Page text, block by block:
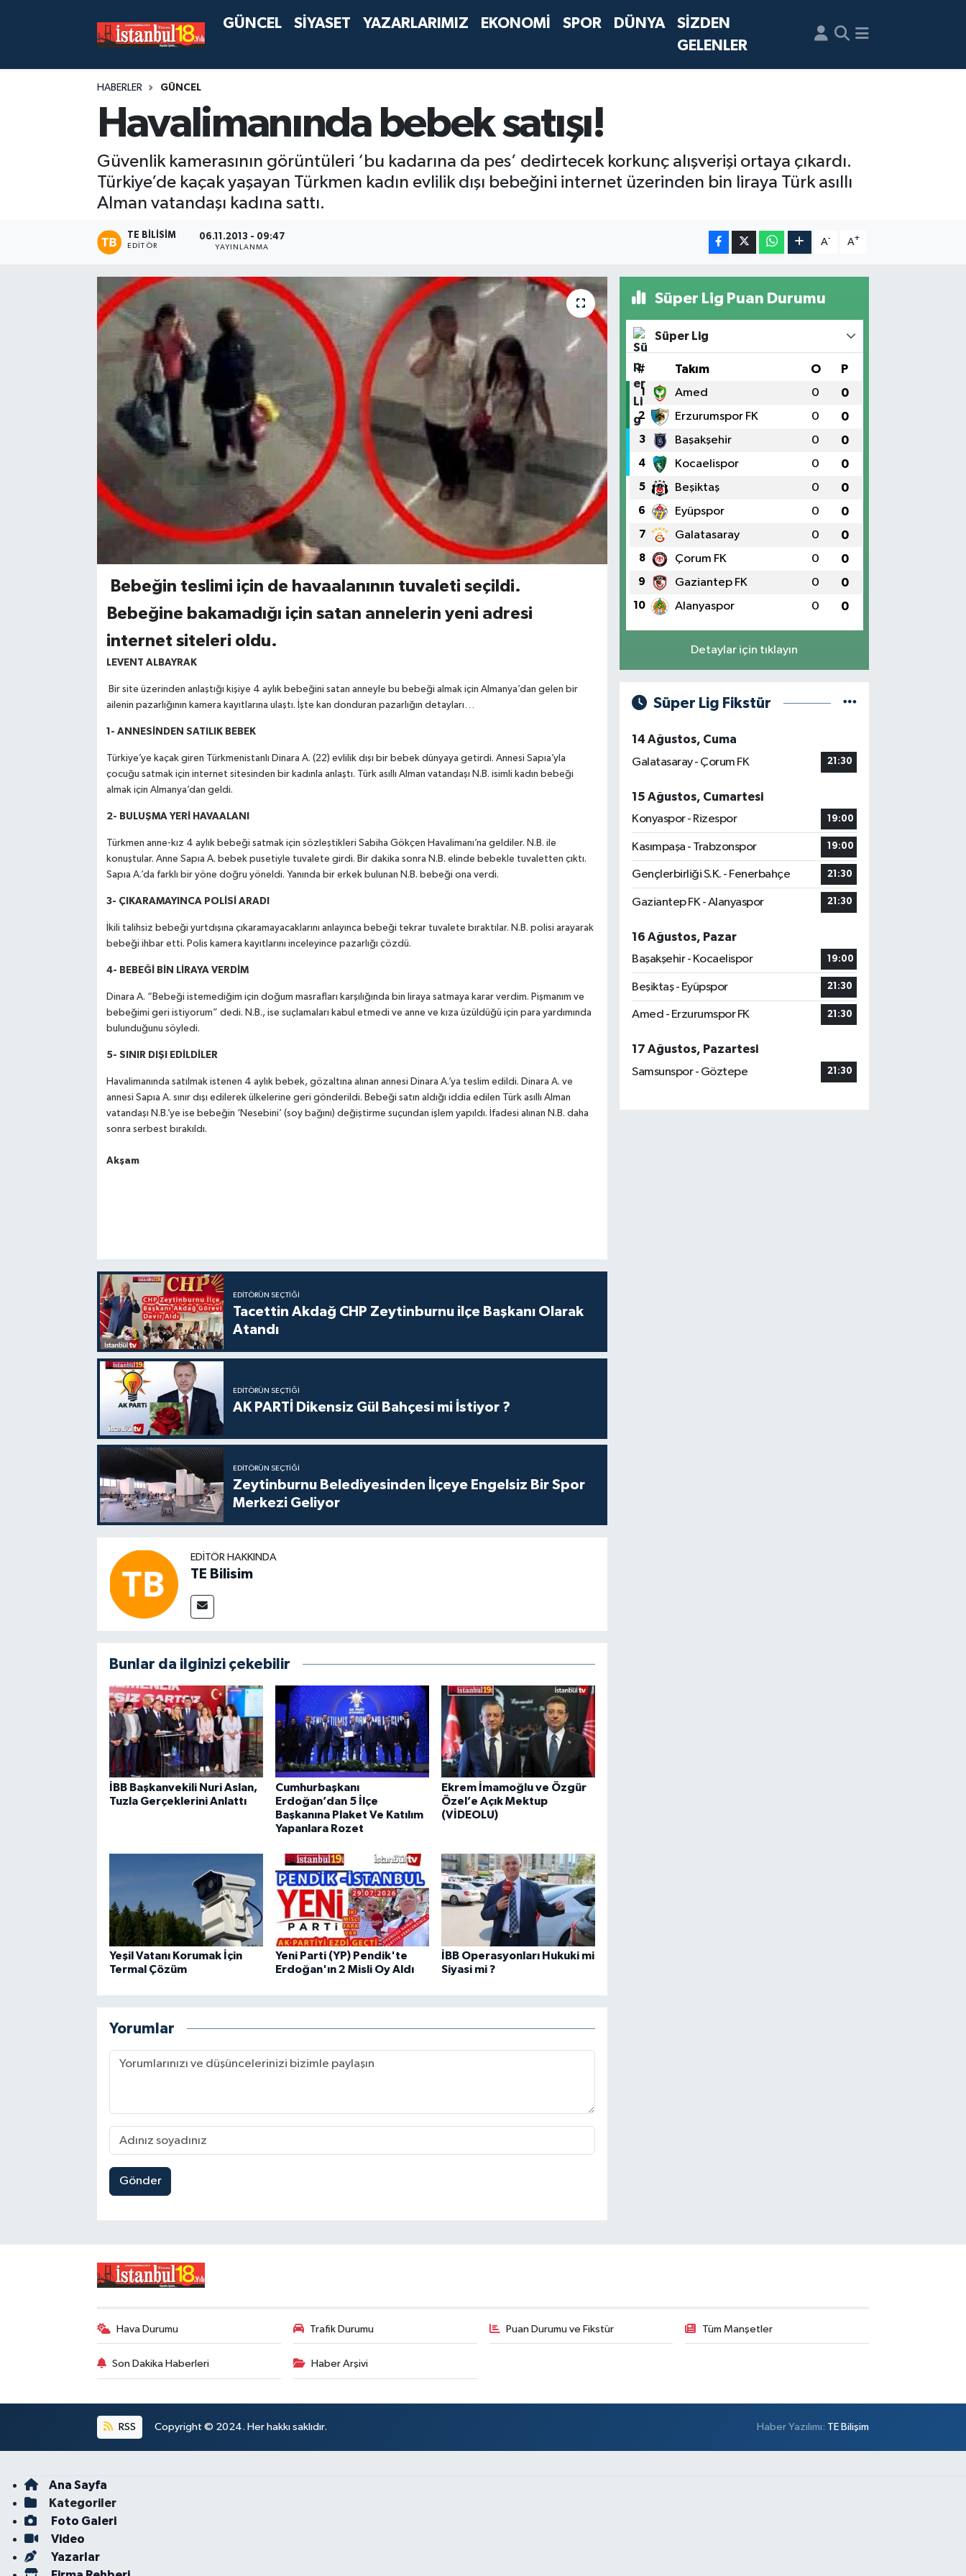
GÜNCEL SİYASET YAZARLARIMIZ EKONOMİ SPOR DÜNYA
SİZDEN
GELENLER
HABERLER GÜNCEL
Havalimanında bebek satışı!
Güvenlik kamerasının görüntüleri ‘bu kadarına da pes’ dedirtecek korkunç alışverişi ortaya çıkardı.
Türkiye’de kaçak yaşayan Türkmen kadın evlilik dışı bebeğini internet üzerinden bin liraya Türk asıllı
Alman vatandaşı kadına sattı.
TE BILISIM
EDITÖR
06.11.2013 - 09:47
YAYINLANMA
A- A+
Bebeğin teslimi için de havaalanının tuvaleti seçildi.
Bebeğine bakamadığı için satan annelerin yeni adresi
internet siteleri oldu.
LEVENT ALBAYRAK
Bir site üzerinden anlaştığı kişiye 4 aylık bebeğini satan anneyle bu bebeği almak için Almanya’dan gelen bir
ailenin pazarlığının kamera kayıtlarına ulaştı. İşte kan donduran pazarlığın detayları…
1- ANNESİNDEN SATILIK BEBEK
Türkiye’ye kaçak giren Türkmenistanlı Dinara A. (22) evlilik dışı bir bebek dünyaya getirdi. Annesi Sapıa’yla
çocuğu satmak için internet sitesinden bir kadınla anlaştı. Türk asıllı Alman vatandaşı N.B. isimli kadın bebeği
almak için Almanya’dan geldi.
2- BULUŞMA YERİ HAVAALANI
Türkmen anne-kız 4 aylık bebeği satmak için sözleştikleri Sabiha Gökçen Havalimanı’na geldiler. N.B. ile
konuştular. Anne Sapıa A. bebek pusetiyle tuvalete girdi. Bir dakika sonra N.B. elinde bebekle tuvaletten çıktı.
Sapıa A.’da farklı bir yöne doğru yöneldi. Yanında bir erkek bulunan N.B. bebeği ona verdi.
3- ÇIKARAMAYINCA POLİSİ ARADI
İkili talihsiz bebeği yurtdışına çıkaramayacaklarını anlayınca bebeği tekrar tuvalete bıraktılar. N.B. polisi arayarak
bebeği ihbar etti. Polis kamera kayıtlarını inceleyince pazarlığı çözdü.
4- BEBEĞİ BİN LİRAYA VERDİM
Dinara A. “Bebeği istemediğim için doğum masrafları karşılığında bin liraya satmaya karar verdim. Pişmanım ve
bebeğimi geri istiyorum” dedi. N.B., ise suçlamaları kabul etmedi ve anne ve kıza üzüldüğü için para yardımında
bulunduğunu söyledi.
5- SINIR DIŞI EDİLDİLER
Havalimanında satılmak istenen 4 aylık bebek, gözaltına alınan annesi Dinara A.’ya teslim edildi. Dinara A. ve
annesi Sapıa A. sınır dışı edilerek ülkelerine geri gönderildi. Bebeği satın aldığı iddia edilen Türk asıllı Alman
vatandaşı N.B.’ye ise bebeğin ‘Nesebini’ (soy bağını) değiştirme suçundan işlem yapıldı. İfadesi alınan N.B. daha
sonra serbest bırakıldı.
Akşam
EDITÖRÜN SEÇTIĞI
Tacettin Akdağ CHP Zeytinburnu ilçe Başkanı Olarak
Atandı
EDITÖRÜN SEÇTIĞI
AK PARTİ Dikensiz Gül Bahçesi mi İstiyor ?
EDITÖRÜN SEÇTIĞI
Zeytinburnu Belediyesinden İlçeye Engelsiz Bir Spor
Merkezi Geliyor
EDITÖR HAKKINDA
TE Bilisim
Bunlar da ilginizi çekebilir
İBB Başkanvekili Nuri Aslan,
Tuzla Gerçeklerini Anlattı
Cumhurbaşkanı
Erdoğan’dan 5 İlçe
Başkanına Plaket Ve Katılım
Yapanlara Rozet
Ekrem İmamoğlu ve Özgür
Özel’e Açık Mektup
(VİDEOLU)
Yeşil Vatanı Korumak İçin
Termal Çözüm
Yeni Parti (YP) Pendik'te
Erdoğan'ın 2 Misli Oy Aldı
İBB Operasyonları Hukuki mi
Siyasi mi ?
Yorumlar
Gönder
Süper Lig Puan Durumu
Süper Lig
# Takım O P
1 Amed 0 0
2 Erzurumspor FK 0 0
3 Başakşehir 0 0
4 Kocaelispor 0 0
5 Beşiktaş 0 0
6 Eyüpspor 0 0
7 Galatasaray 0 0
8 Çorum FK 0 0
9 Gaziantep FK 0 0
10 Alanyaspor 0 0
Detaylar için tıklayın
Süper Lig Fikstür
14 Ağustos, Cuma
Galatasaray - Çorum FK
21:30
15 Ağustos, Cumartesi
Konyaspor - Rizespor
19:00
Kasımpaşa - Trabzonspor 19:00
Gençlerbirliği S.K. - Fenerbahçe 21:30
Gaziantep FK - Alanyaspor 21:30
16 Ağustos, Pazar
Başakşehir - Kocaelispor
19:00
Beşiktaş - Eyüpspor 21:30
Amed - Erzurumspor FK 21:30
17 Ağustos, Pazartesi
Samsunspor - Göztepe
21:30
Hava Durumu Trafik Durumu Puan Durumu ve Fikstür Tüm Manşetler
Son Dakika Haberleri Haber Arşivi
RSS Copyright © 2024. Her hakkı saklıdır. Haber Yazılımı: TE Bilişim
Ana Sayfa
Kategoriler
Foto Galeri
Video
Yazarlar